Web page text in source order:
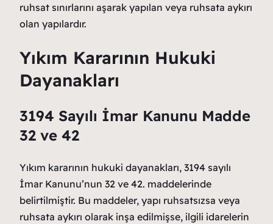
ruhsat sınırlarını aşarak yapılan veya ruhsata aykırı
olan yapılardır.
Yıkım Kararının Hukuki
Dayanakları
3194 Sayılı İmar Kanunu Madde
32 ve 42
Yıkım kararının hukuki dayanakları, 3194 sayılı
İmar Kanunu’nun 32 ve 42. maddelerinde
belirtilmiştir. Bu maddeler, yapı ruhsatsızsa veya
ruhsata aykırı olarak inşa edilmişse, ilgili idarelerin